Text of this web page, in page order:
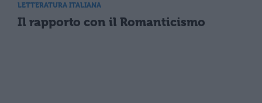
LETTERATURA ITALIANA
Il rapporto con il Romanticismo